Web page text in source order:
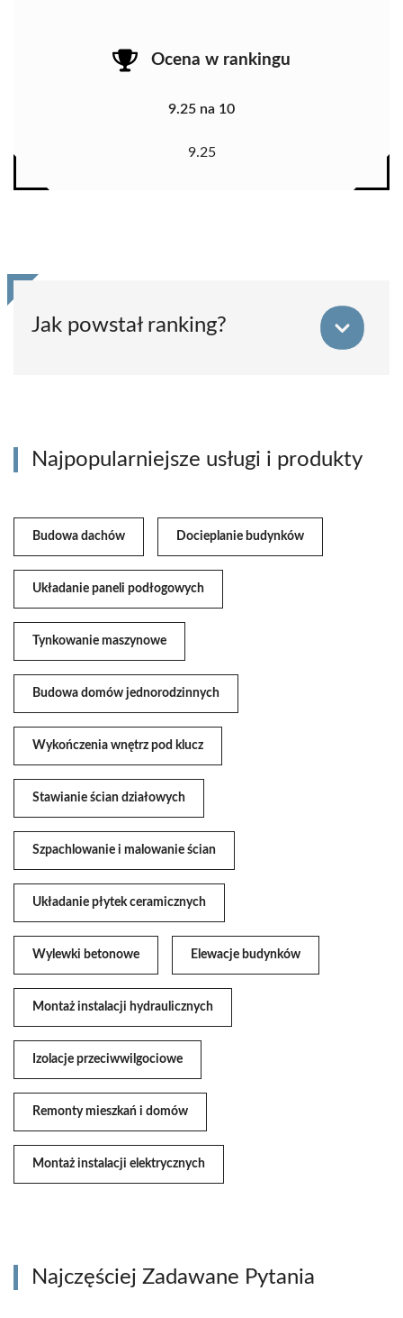
Ocena w rankingu
9.25 na 10
9.25
Jak powstał ranking?
Najpopularniejsze usługi i produkty
Budowa dachów Docieplanie budynków
Układanie paneli podłogowych
Tynkowanie maszynowe
Budowa domów jednorodzinnych
Wykończenia wnętrz pod klucz
Stawianie ścian działowych
Szpachlowanie i malowanie ścian
Układanie płytek ceramicznych
Wylewki betonowe Elewacje budynków
Montaż instalacji hydraulicznych
Izolacje przeciwwilgociowe
Remonty mieszkań i domów
Montaż instalacji elektrycznych
Najczęściej Zadawane Pytania